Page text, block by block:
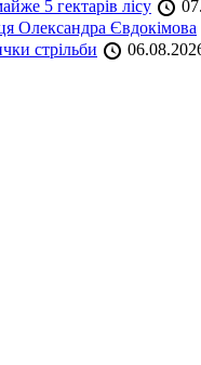
5 гектарів лісу
Олександра Євдокімова
стрільби